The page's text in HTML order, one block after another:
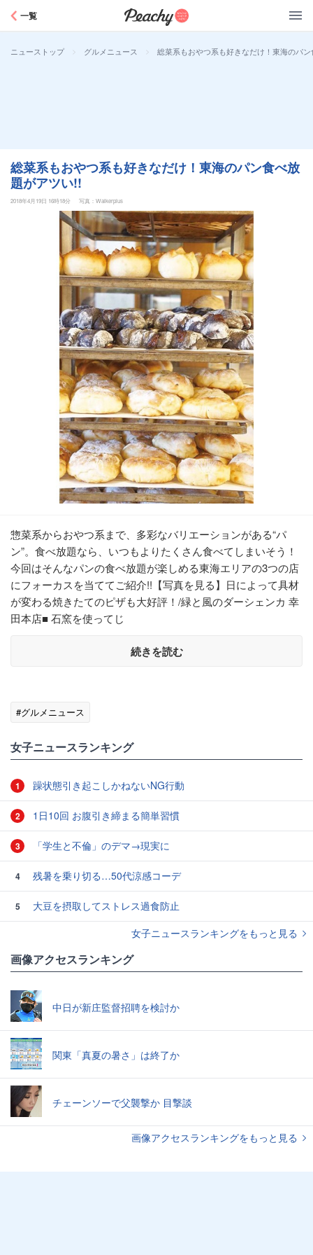
一覧
ニューストップ > グルメニュース > 総菜系もおやつ系も好きなだけ！東海のパ
総菜系もおやつ系も好きなだけ！東海のパン食べ放
題がアツい!!
2018年4月19日 16時18分 写真：Walkerplus
惣菜系からおやつ系まで、多彩なバリエーションがある“パ
ン”。食べ放題なら、いつもよりたくさん食べてしまいそう！
今回はそんなパンの食べ放題が楽しめる東海エリアの3つの店
にフォーカスを当ててご紹介!!【写真を見る】日によって具材
が変わる焼きたてのピザも大好評！/緑と風のダーシェンカ 幸
田本店■ 石窯を使ってじ
続きを読む
#グルメニュース
女子ニュースランキング
1 躁状態引き起こしかねないNG行動
2 1日10回 お腹引き締まる簡単習慣
3 「学生と不倫」のデマ→現実に
4 残暑を乗り切る…50代涼感コーデ
5
大豆を摂取してストレス過食防止
女子ニュースランキングをもっと見る
画像アクセスランキング
中日が新庄監督招聘を検討か
関東「真夏の暑さ」は終了か
チェーンソーで父襲撃か 目撃談
画像アクセスランキングをもっと見る